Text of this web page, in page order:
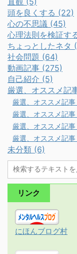
頭を良くする (22)
心の不思議 (45)
心理法則を検証す
ちょっとしたネタ
社会問題 (64)
動画記事 (275)
自己紹介 (5)
厳選、オススメ
厳選、オススメ記
厳選、オススメ記
厳選、オススメ記
厳選、オススメ記
未分類 (6)
リンク
にほんブログ村